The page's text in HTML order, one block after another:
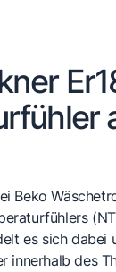
Beko
es sich dabei
innerhalb des